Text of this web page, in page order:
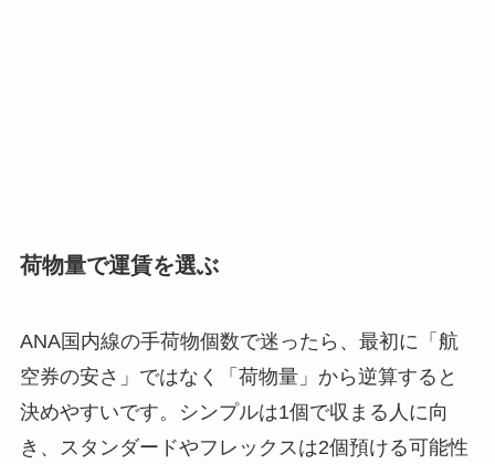
荷物量で運賃を選ぶ
ANA国内線の手荷物個数で迷ったら、最初に「航
空券の安さ」ではなく「荷物量」から逆算すると
決めやすいです。シンプルは1個で収まる人に向
き、スタンダードやフレックスは2個預ける可能性